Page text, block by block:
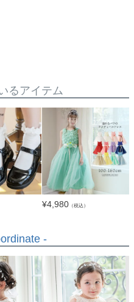
るアイテム
¥4,980（税込）
-